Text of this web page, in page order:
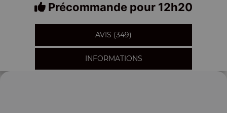
Précommande pour 12h20
AVIS (349)
INFORMATIONS